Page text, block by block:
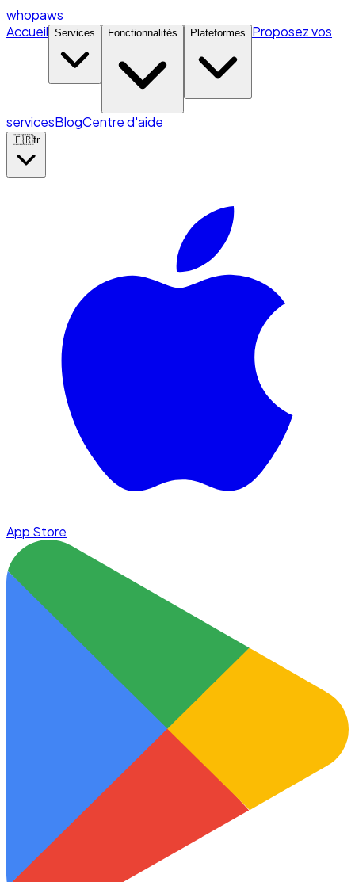
whopaws
Accueil Services Fonctionnalités Plateformes Proposez vos
servicesBlogCentre d'aide
🇫🇷fr
App Store